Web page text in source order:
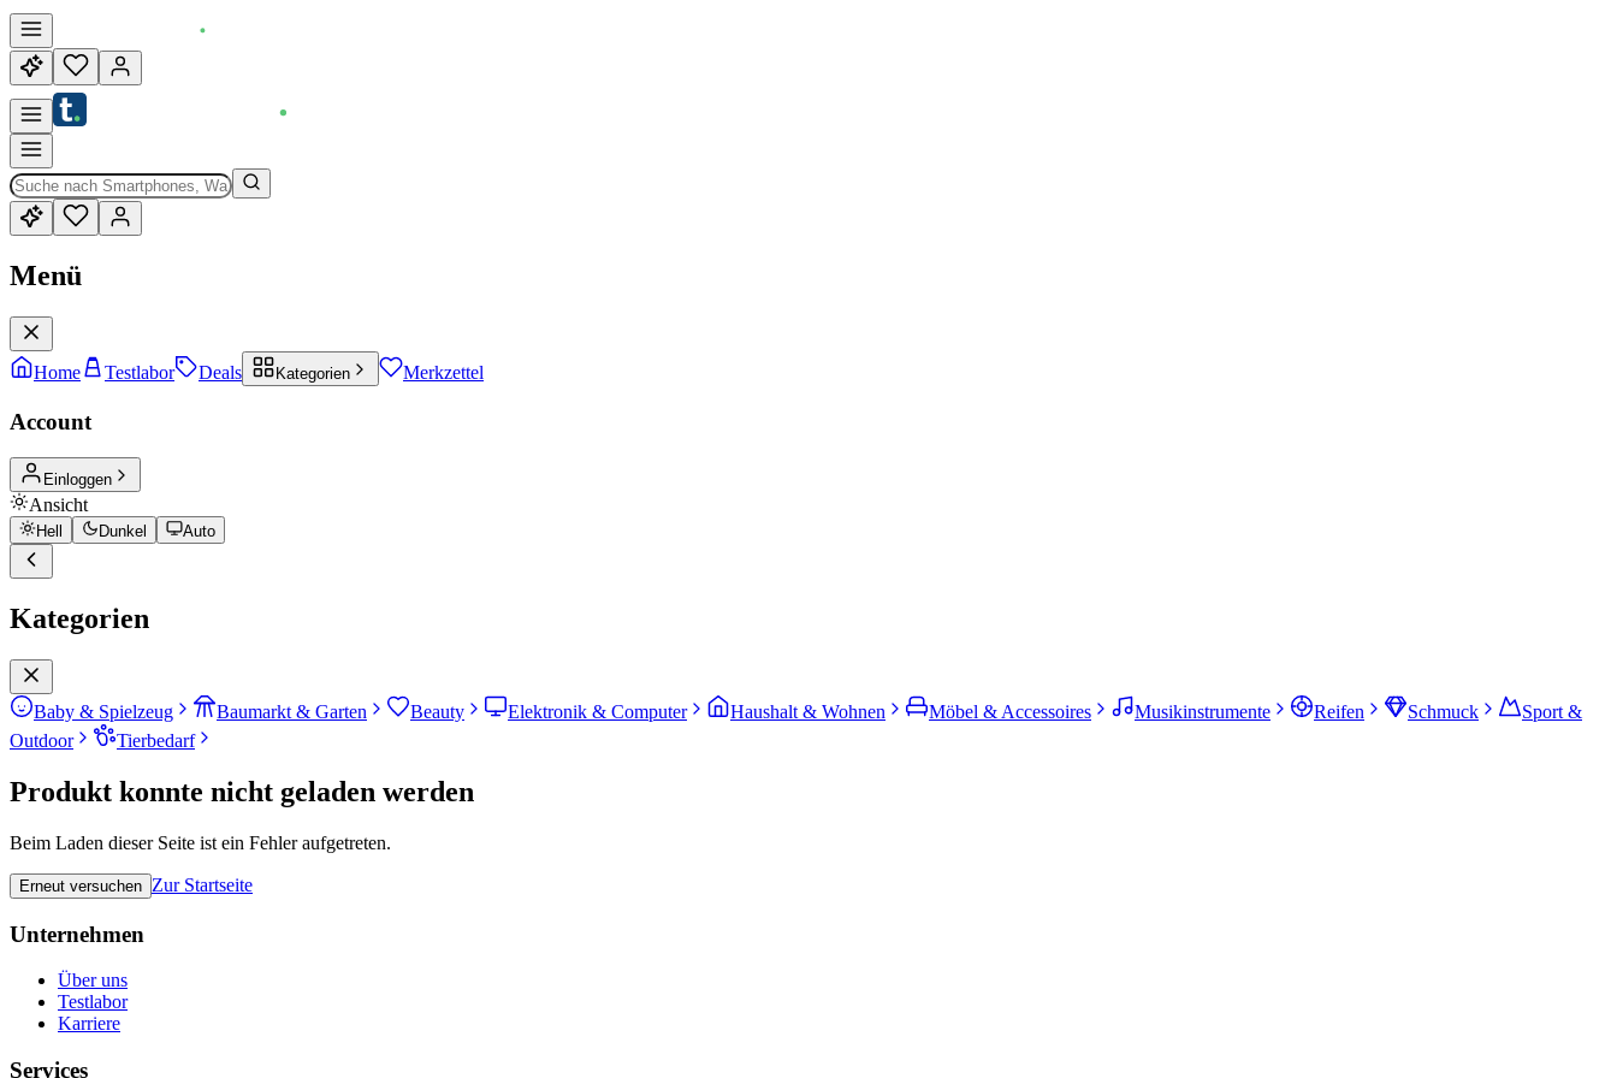
Menü
Home Testlabor Deals Kategorien Merkzettel
Account
Einloggen
Ansicht
Hell Dunkel Auto
Kategorien
Baby & Spielzeug Baumarkt & Garten Beauty Elektronik & Computer Haushalt & Wohnen Möbel & Accessoires Musikinstrumente Reifen Schmuck
Sport &
Outdoor
Tierbedarf
Produkt konnte nicht geladen werden
Beim Laden dieser Seite ist ein Fehler aufgetreten.
Erneut versuchen Zur Startseite
Unternehmen
Über uns
Testlabor
Karriere
Services